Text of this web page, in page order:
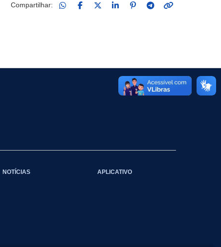
Compartilhar:
NOTÍCIAS APLICATIVO